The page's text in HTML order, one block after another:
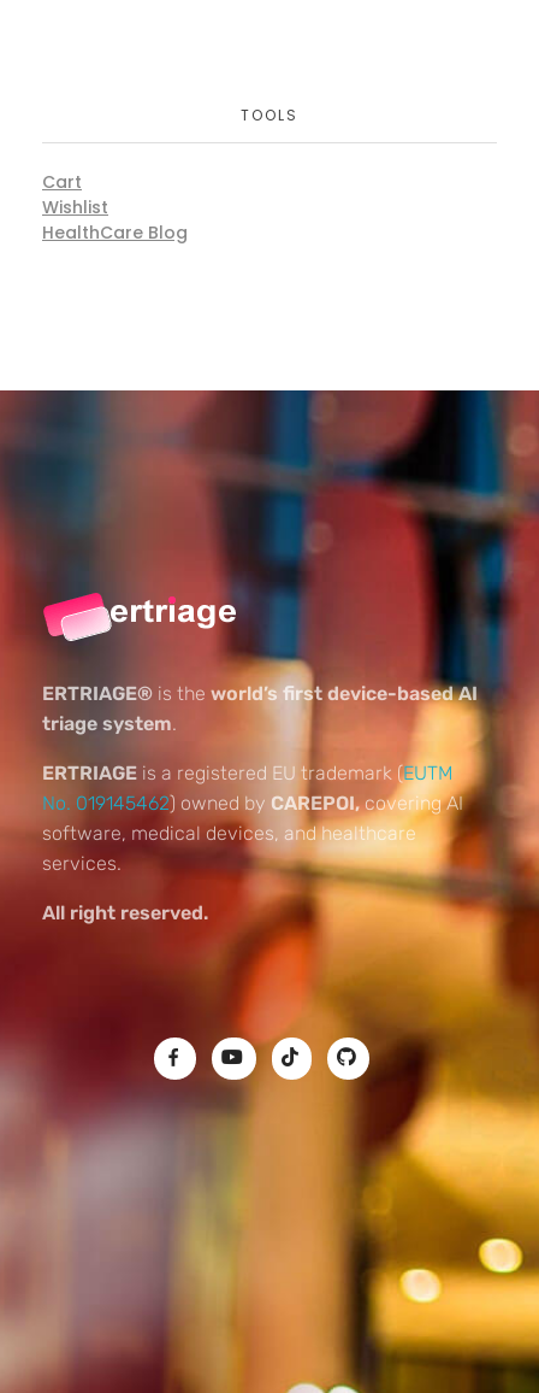
TOOLS
Cart
Wishlist
HealthCare Blog
ERTRIAGE® is the world’s first device-based AI
triage system.
ERTRIAGE is a registered EU trademark (EUTM
No. 019145462) owned by CAREPOI,covering AI
software, medical devices, and healthcare
services.
All right reserved.